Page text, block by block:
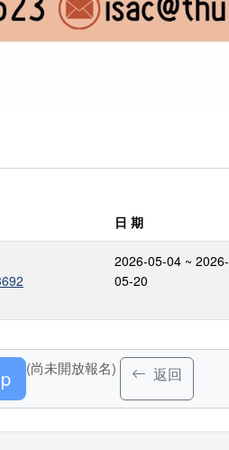
日 期
2026-05-04 ~ 2026-
05-20
(尚未開放報名) 返回